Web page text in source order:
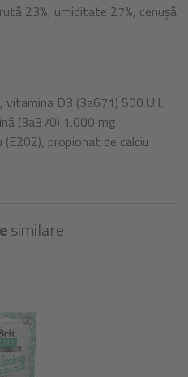
23%, umiditate 27%, cenușă
vitamina D3 (3a671) 500 U.I.,
(3a370) 1.000 mg.
propionat de calciu
similare